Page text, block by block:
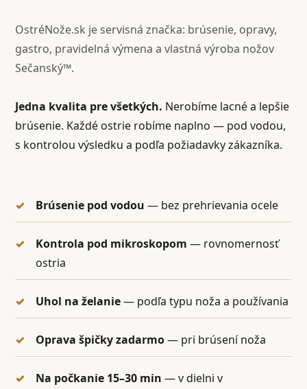
OstréNože.sk je servisná značka: brúsenie, opravy,
gastro, pravidelná výmena a vlastná výroba nožov
Sečanský™.
Jedna kvalita pre všetkých. Nerobíme lacné a lepšie
brúsenie. Každé ostrie robíme naplno — pod vodou,
s kontrolou výsledku a podľa požiadavky zákazníka.
Brúsenie pod vodou — bez prehrievania ocele
Kontrola pod mikroskopom — rovnomernosť
ostria
Uhol na želanie— podľa typu noža a používania
Oprava špičky zadarmo— pri brúsení noža
Na počkanie 15–30 min — v dielni v